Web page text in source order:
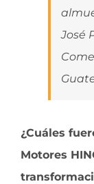
José
¿Cuáles
Motores